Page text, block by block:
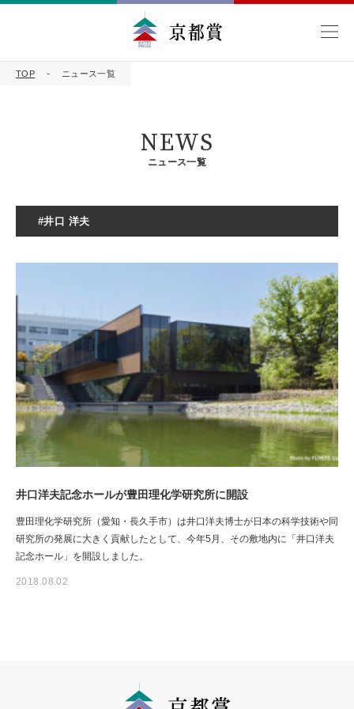
TOP ニュース一覧
NEWS
ニュース一覧
#井口 洋夫
井口洋夫記念ホールが豊田理化学研究所に開設
豊田理化学研究所（愛知・長久手市）は井口洋夫博士が日本の科学技術や同
研究所の発展に大きく貢献したとして、今年5月、その敷地内に「井口洋夫
記念ホール」を開設しました。
2018.08.02